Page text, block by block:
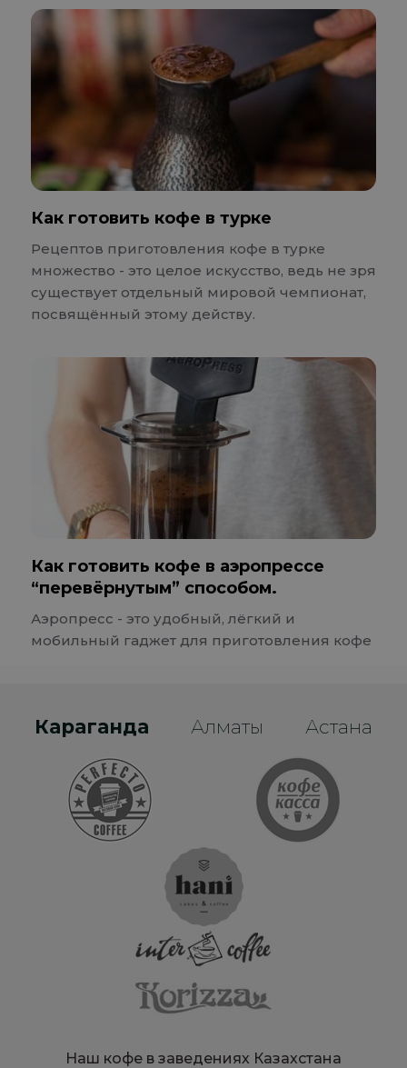
Как готовить кофе в турке
Рецептов приготовления кофе в турке
множество - это целое искусство, ведь не зря
существует отдельный мировой чемпионат,
посвящённый этому действу.
Как готовить кофе в аэропрессе
“перевёрнутым” способом.
Аэропресс - это удобный, лёгкий и
мобильный гаджет для приготовления кофе
Караганда Алматы Астана
Наш кофе в заведениях Казахстана